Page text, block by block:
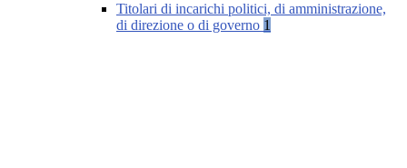
Titolari di incarichi politici, di amministrazione,
di direzione o di governo 1